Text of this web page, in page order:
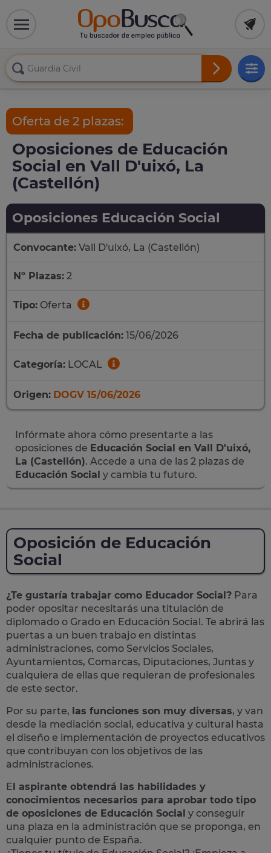
Oferta de 2 plazas:
Oposiciones de Educación
Social en Vall D'uixó, La
(Castellón)
Oposiciones Educación Social
Convocante: Vall D'uixó, La (Castellón)
Nº Plazas: 2
Tipo: Oferta
Fecha de publicación: 15/06/2026
Categoría: LOCAL
Origen: DOGV 15/06/2026
Infórmate ahora cómo presentarte a las
oposiciones de Educación Social en Vall D'uixó,
La (Castellón). Accede a una de las 2 plazas de
Educación Social y cambia tu futuro.
Oposición de Educación
Social
¿Te gustaría trabajar como Educador Social? Para
poder opositar necesitarás una titulación de
diplomado o Grado en Educación Social. Te abrirá las
puertas a un buen trabajo en distintas
administraciones, como Servicios Sociales,
Ayuntamientos, Comarcas, Diputaciones, Juntas y
cualquiera de ellas que requieran de profesionales
de este sector.
Por su parte, las funciones son muy diversas, y van
desde la mediación social, educativa y cultural hasta
el diseño e implementación de proyectos educativos
que contribuyan con los objetivos de las
administraciones.
El aspirante obtendrá las habilidades y
conocimientos necesarios para aprobar todo tipo
de oposiciones de Educación Social y conseguir
una plaza en la administración que se proponga, en
cualquier punto de España.